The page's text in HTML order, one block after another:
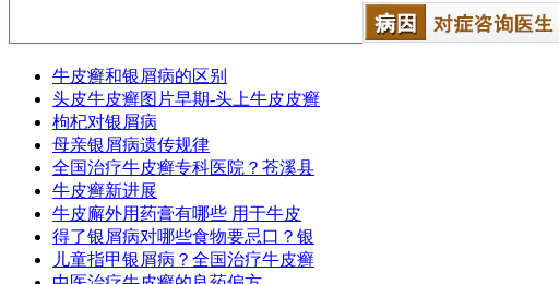
牛皮癣和银屑病的区别
头皮牛皮癣图片早期-头上牛皮皮癣
枸杞对银屑病
母亲银屑病遗传规律
全国治疗牛皮癣专科医院？苍溪县
牛皮癣新进展
牛皮廨外用药膏有哪些 用于牛皮
得了银屑病对哪些食物要忌口？银
儿童指甲银屑病？全国治疗牛皮癣